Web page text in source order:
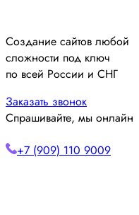
Создание сайтов любой
сложности под ключ
по всей России и СНГ
Заказать звонок
Спрашивайте, мы онлайн
+7 (909) 110 9009